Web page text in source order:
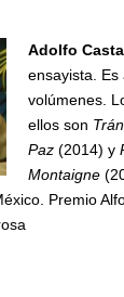
Adolfo
ensayista.
volúmenes.
ellos son
Paz(2014) y
Montaigne
Premio